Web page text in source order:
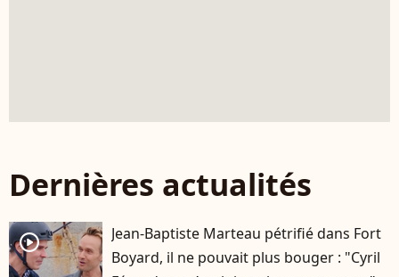
Dernières actualités
player2
Jean-Baptiste Marteau pétrifié dans Fort
Boyard, il ne pouvait plus bouger : "Cyril